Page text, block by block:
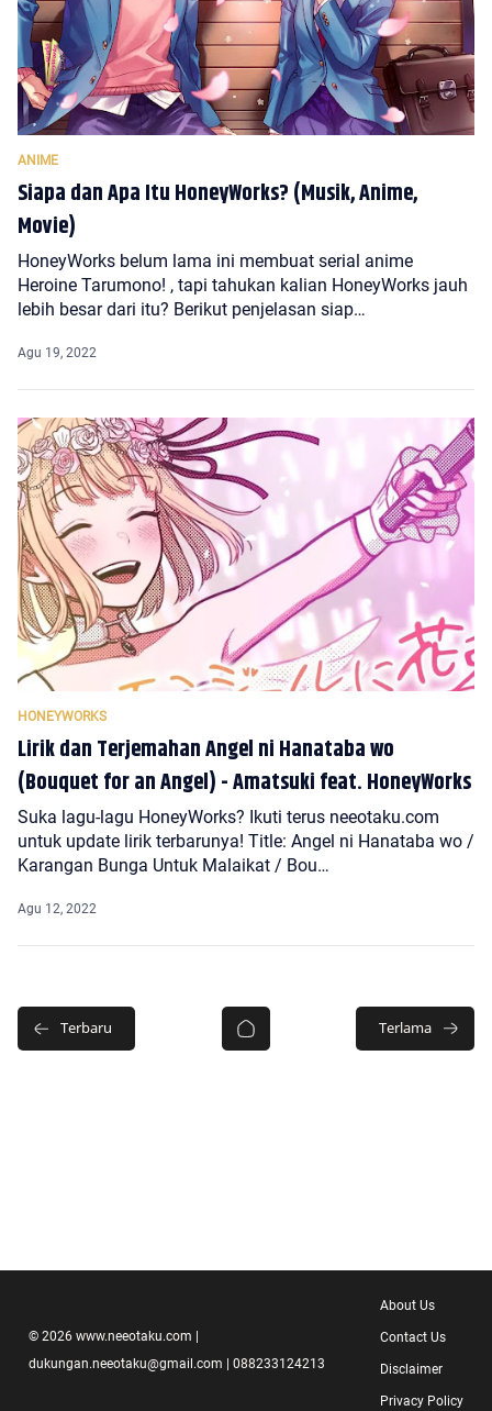
Siapa dan Apa Itu HoneyWorks? (Musik, Anime,
Movie)
HoneyWorks belum lama ini membuat serial anime
Heroine Tarumono! , tapi tahukan kalian HoneyWorks jauh
lebih besar dari itu? Berikut penjelasan siap…
Lirik dan Terjemahan Angel ni Hanataba wo
(Bouquet for an Angel) - Amatsuki feat. HoneyWorks
Suka lagu-lagu HoneyWorks? Ikuti terus neeotaku.com
untuk update lirik terbarunya! Title: Angel ni Hanataba wo /
Karangan Bunga Untuk Malaikat / Bou…
© 2026 www.neeotaku.com
dukungan.neeotaku@gmail.com | 088233124213
About Us
Contact Us
Disclaimer
Privacy Policy